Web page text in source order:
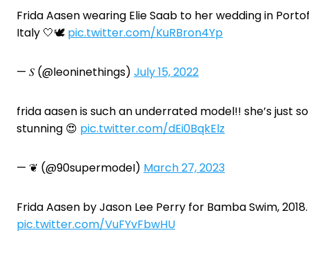
Frida Aasen wearing Elie Saab to her wedding in
Italy 🤍🕊 pic.twitter.com/KuRBron4Yp
— 𝑆 (@leoninethings) July 15, 2022
frida aasen is such an underrated model!! she’s just so
stunning 😍 pic.twitter.com/dEi0BqkElz
— ❦ (@90supermodeI) March 27, 2023
Frida Aasen by Jason Lee Perry for Bamba Swim, 2018.
pic.twitter.com/VuFYvFbwHU